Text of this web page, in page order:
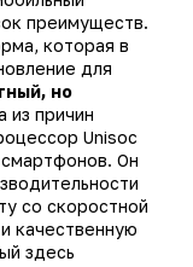
преимуществ.
которая в
для
но
из причин
Unisoc
Он
со скоростной
качественную
здесь
9994, 9996,
12510, 10170,
Galaxy